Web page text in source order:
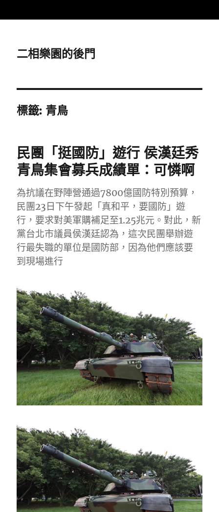
二相樂園的後門
標籤: 青鳥
民團「挺國防」遊行 侯漢廷秀
青鳥集會募兵成績單：可憐啊
為抗議在野陣營通過7800億國防特別預算，
民團23日下午發起「真和平，要國防」遊
行，要求對美軍購補足至1.25兆元。對此，新
黨台北市議員侯漢廷認為，這次民團舉辦遊
行最失職的單位是國防部，因為他們應該要
到現場進行